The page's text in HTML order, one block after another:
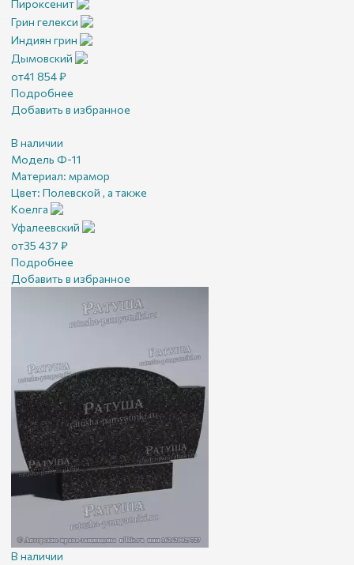
Пироксенит
Грин гелекси
Индиян грин
Дымовский
от41 854₽
Подробнее
Добавить в избранное
В наличии
Модель Ф-11
Материал: мрамор
Цвет: Полевской , а также
Коелга
Уфалеевский
от35 437 ₽
Подробнее
Добавить в избранное
В наличии